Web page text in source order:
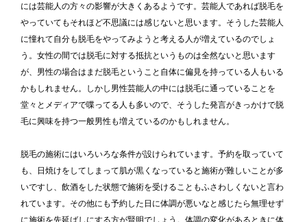
には芸能人の方々の影響が大きくあるようです。芸能人であれば脱毛を
やっていてもそれほど不思議には感じないと思います。そうした芸能人
に憧れて自分も脱毛をやってみようと考える人が増えているのでしょ
う。女性の間では脱毛に対する抵抗というものは全然ないと思います
が、男性の場合はまだ脱毛ということ自体に偏見を持っている人もいる
かもしれません。しかし男性芸能人の中には脱毛に通っていることを
堂々とメディアで喋ってる人も多いので、そうした発言がきっかけで脱
毛に興味を持つ一般男性も増えているのかもしれません。
脱毛の施術にはいろいろな条件が設けられています。予約を取っていて
も、日焼けをしてしまって肌が黒くなっていると施術が難しいことが多
いですし、飲酒をした状態で施術を受けることもふさわしくないと言わ
れています。その他にも予約した日に体調が悪いなと感じたら無理せず
に施術を先延ばしにする方が賢明でしょう。体調の変化があるときに体